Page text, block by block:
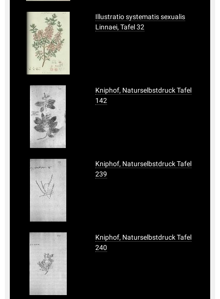
Illustratio systematis sexualis
Linnaei, Tafel 32
Kniphof, Naturselbstdruck Tafel
142
Kniphof, Naturselbstdruck Tafel
239
Kniphof, Naturselbstdruck Tafel
240